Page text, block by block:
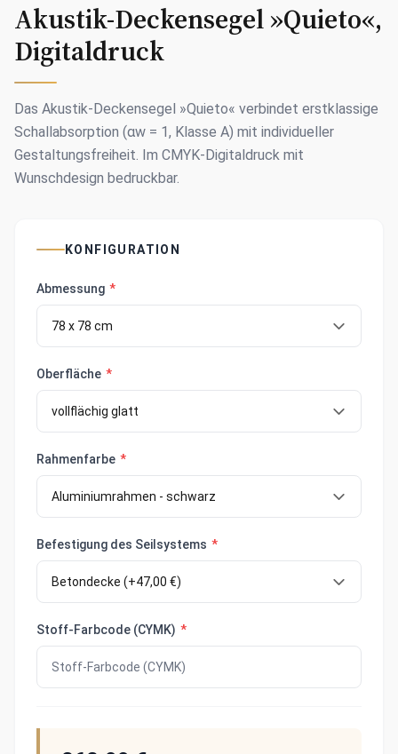
Akustik-Deckensegel »Quieto«,
Digitaldruck
Das Akustik-Deckensegel »Quieto« verbindet erstklassige
Schallabsorption (αw = 1, Klasse A) mit individueller
Gestaltungsfreiheit. Im CMYK-Digitaldruck mit
Wunschdesign bedruckbar.
KONFIGURATION
Abmessung *
Oberfläche *
Rahmenfarbe *
Befestigung des Seilsystems *
Stoff-Farbcode (CYMK) *